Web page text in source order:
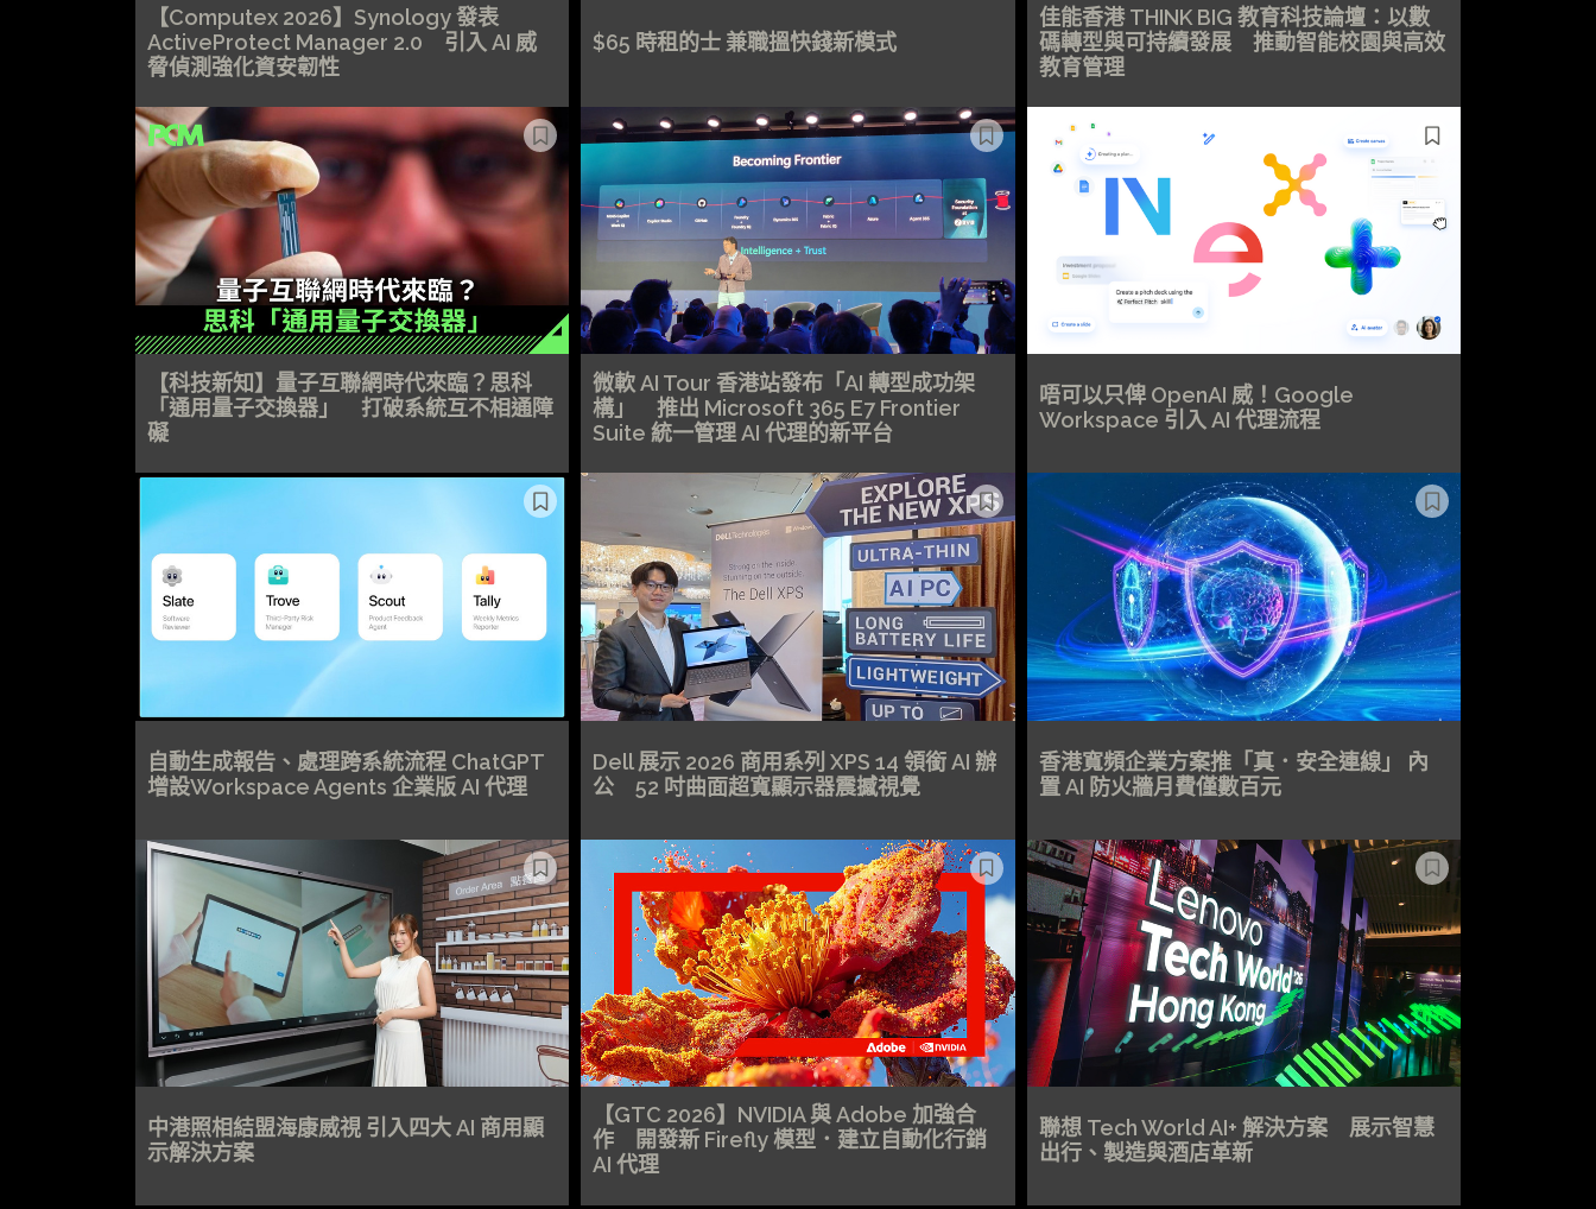
【Computex 2026】Synology 發表
ActiveProtect Manager 2.0 引入 AI 威
脅偵測強化資安韌性
$65 時租的士 兼職搵快錢新模式
佳能香港 THINK BIG 教育科技論壇：以數
碼轉型與可持續發展 推動智能校園與高效
教育管理
【科技新知】量子互聯網時代來臨？思科
「通用量子交換器」 打破系統互不相通障
礙
微軟 AI Tour 香港站發布「AI 轉型成功架
構」 推出 Microsoft 365 E7 Frontier
Suite 統一管理 AI 代理的新平台
唔可以只俾 OpenAI 威！Google
Workspace 引入 AI 代理流程
自動生成報告、處理跨系統流程 ChatGPT
增設Workspace Agents 企業版 AI 代理
Dell 展示 2026 商用系列 XPS 14 領銜 AI 辦
公 52 吋曲面超寬顯示器震撼視覺
香港寬頻企業方案推「真．安全連線」 內
置 AI 防火牆月費僅數百元
中港照相結盟海康威視 引入四大 AI 商用顯
示解決方案
【GTC 2026】NVIDIA 與 Adobe 加強合
作 開發新 Firefly 模型．建立自動化行銷
AI 代理
聯想 Tech World AI+ 解決方案 展示智慧
出行、製造與酒店革新